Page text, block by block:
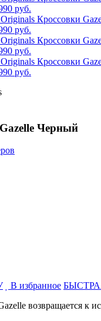
Черный
В избранное
возвращается к